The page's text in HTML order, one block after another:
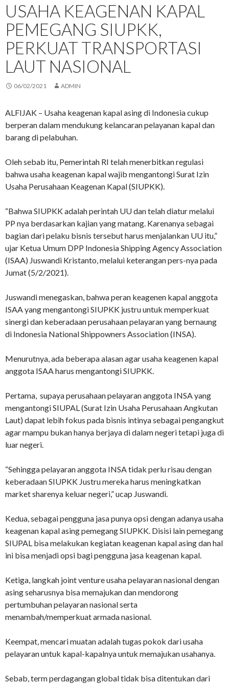
USAHA KEAGENAN KAPAL
PEMEGANG SIUPKK,
PERKUAT TRANSPORTASI
LAUT NASIONAL
06/02/2021 ADMIN
ALFIJAK – Usaha keagenan kapal asing di Indonesia cukup
berperan dalam mendukung kelancaran pelayanan kapal dan
barang di pelabuhan.
Oleh sebab itu, Pemerintah RI telah menerbitkan regulasi
bahwa usaha keagenan kapal wajib mengantongi Surat Izin
Usaha Perusahaan Keagenan Kapal (SIUPKK).
“Bahwa SIUPKK adalah perintah UU dan telah diatur melalui
PP nya berdasarkan kajian yang matang. Karenanya sebagai
bagian dari pelaku bisnis tersebut harus menjalankan UU itu,”
ujar Ketua Umum DPP Indonesia Shipping Agency Association
(ISAA) Juswandi Kristanto, melalui keterangan pers-nya pada
Jumat (5/2/2021).
Juswandi menegaskan, bahwa peran keagenen kapal anggota
ISAA yang mengantongi SIUPKK justru untuk memperkuat
sinergi dan keberadaan perusahaan pelayaran yang bernaung
di Indonesia National Shippowners Association (INSA).
Menurutnya, ada beberapa alasan agar usaha keagenen kapal
anggota ISAA harus mengantongi SIUPKK.
Pertama, supaya perusahaan pelayaran anggota INSA yang
mengantongi SIUPAL (Surat Izin Usaha Perusahaan Angkutan
Laut) dapat lebih fokus pada bisnis intinya sebagai pengangkut
agar mampu bukan hanya berjaya di dalam negeri tetapi juga di
luar negeri.
“Sehingga pelayaran anggota INSA tidak perlu risau dengan
keberadaan SIUPKK Justru mereka harus meningkatkan
market sharenya keluar negeri,” ucap Juswandi.
Kedua, sebagai pengguna jasa punya opsi dengan adanya usaha
keagenan kapal asing pemegang SIUPKK. Disisi lain pemegang
SIUPAL bisa melakukan kegiatan keagenan kapal asing dan hal
ini bisa menjadi opsi bagi pengguna jasa keagenan kapal.
Ketiga, langkah joint venture usaha pelayaran nasional dengan
asing seharusnya bisa memajukan dan mendorong
pertumbuhan pelayaran nasional serta
menambah/memperkuat armada nasional.
Keempat, mencari muatan adalah tugas pokok dari usaha
pelayaran untuk kapal-kapalnya untuk memajukan usahanya.
Sebab, term perdagangan global tidak bisa ditentukan dari